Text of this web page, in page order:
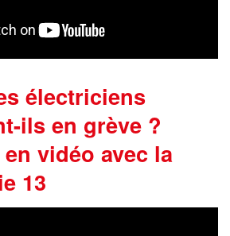
électriciens
ils en grève ?
vidéo avec la
13